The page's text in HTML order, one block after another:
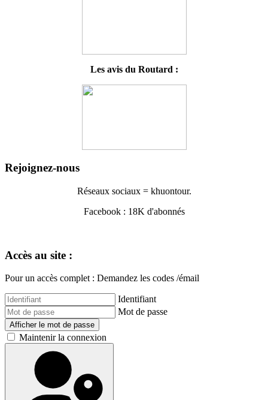
Les avis du Routard :
Rejoignez-nous
Réseaux sociaux = khuontour.
Facebook : 18K d'abonnés
Accès au site :
Pour un accès complet : Demandez les codes /émail
Identifiant
Mot de passe
Afficher le mot de passe
Maintenir la connexion